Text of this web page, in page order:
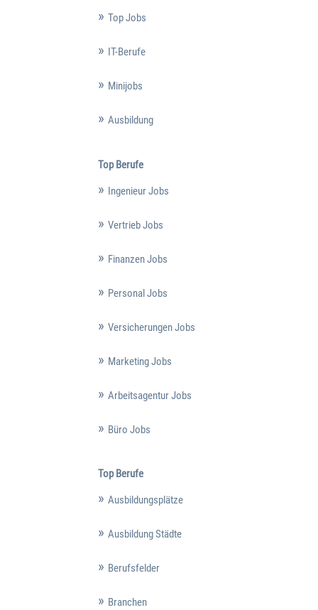
Top Jobs
IT-Berufe
Minijobs
Ausbildung
Top Berufe
Ingenieur Jobs
Vertrieb Jobs
Finanzen Jobs
Personal Jobs
Versicherungen Jobs
Marketing Jobs
Arbeitsagentur Jobs
Büro Jobs
Top Berufe
Ausbildungsplätze
Ausbildung Städte
Berufsfelder
Branchen